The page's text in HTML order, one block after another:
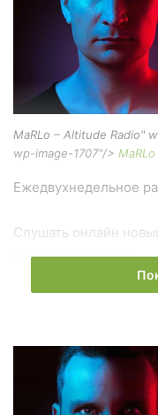
MaRLo – Altitude Radio"
wp-image-1707"/> MaRLo
Ежедвухнедельное
Слушать онлайн
онлайн бесплатно
Radio в формате
альбомы исполнителя